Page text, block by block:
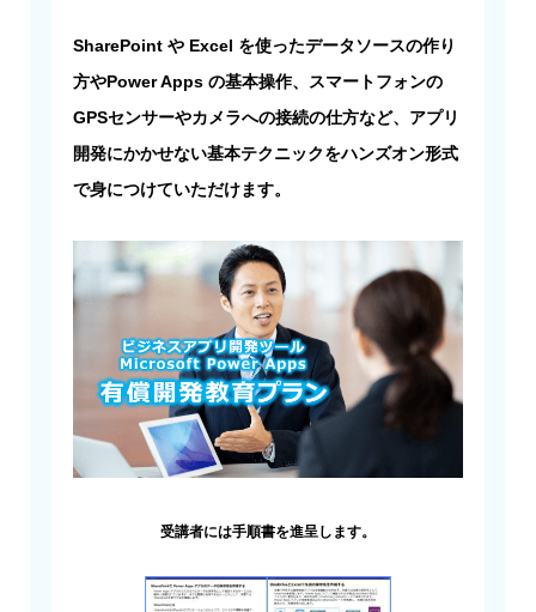
SharePoint や Excel を使ったデータソースの作り
方やPower Apps の基本操作、スマートフォンの
GPSセンサーやカメラへの接続の仕方など、アプリ
開発にかかせない基本テクニックをハンズオン形式
で身につけていただけます。
受講者には手順書を進呈します。